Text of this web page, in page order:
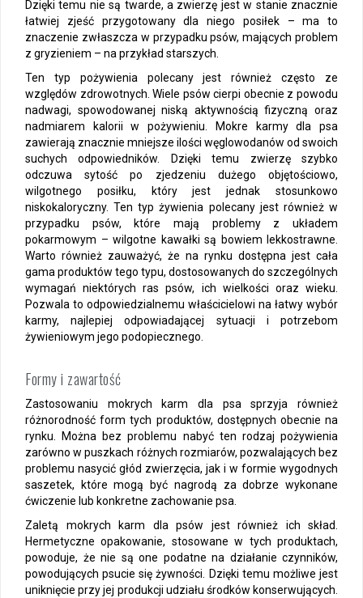
Dzięki temu nie są twarde, a zwierzę jest w stanie znacznie
łatwiej zjeść przygotowany dla niego posiłek – ma to
znaczenie zwłaszcza w przypadku psów, mających problem
z gryzieniem – na przykład starszych.
Ten typ pożywienia polecany jest również często ze
względów zdrowotnych. Wiele psów cierpi obecnie z powodu
nadwagi, spowodowanej niską aktywnością fizyczną oraz
nadmiarem kalorii w pożywieniu. Mokre karmy dla psa
zawierają znacznie mniejsze ilości węglowodanów od swoich
suchych odpowiedników. Dzięki temu zwierzę szybko
odczuwa sytość po zjedzeniu dużego objętościowo,
wilgotnego posiłku, który jest jednak stosunkowo
niskokaloryczny. Ten typ żywienia polecany jest również w
przypadku psów, które mają problemy z układem
pokarmowym – wilgotne kawałki są bowiem lekkostrawne.
Warto również zauważyć, że na rynku dostępna jest cała
gama produktów tego typu, dostosowanych do szczególnych
wymagań niektórych ras psów, ich wielkości oraz wieku.
Pozwala to odpowiedzialnemu właścicielowi na łatwy wybór
karmy, najlepiej odpowiadającej sytuacji i potrzebom
żywieniowym jego podopiecznego.
Formy i zawartość
Zastosowaniu mokrych karm dla psa sprzyja również
różnorodność form tych produktów, dostępnych obecnie na
rynku. Można bez problemu nabyć ten rodzaj pożywienia
zarówno w puszkach różnych rozmiarów, pozwalających bez
problemu nasycić głód zwierzęcia, jak i w formie wygodnych
saszetek, które mogą być nagrodą za dobrze wykonane
ćwiczenie lub konkretne zachowanie psa.
Zaletą mokrych karm dla psów jest również ich skład.
Hermetyczne opakowanie, stosowane w tych produktach,
powoduje, że nie są one podatne na działanie czynników,
powodujących psucie się żywności. Dzięki temu możliwe jest
uniknięcie przy jej produkcji udziału środków konserwujących.